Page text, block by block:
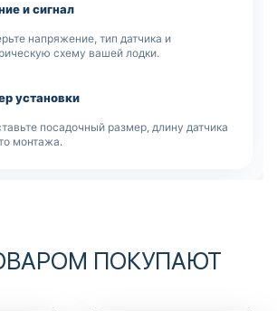
и сигнал
напряжение, тип датчика и
схему вашей лодки.
установки
посадочный размер, длину датчика
монтажа.
ПОКУПАЮТ